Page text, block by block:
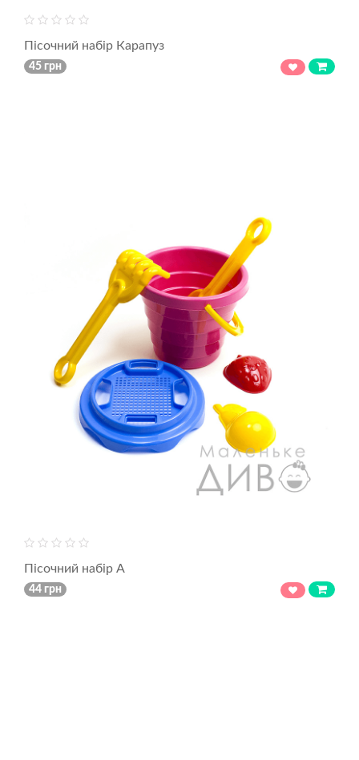
Пісочний набір Карапуз
45 грн
Пісочний набір А
44 грн